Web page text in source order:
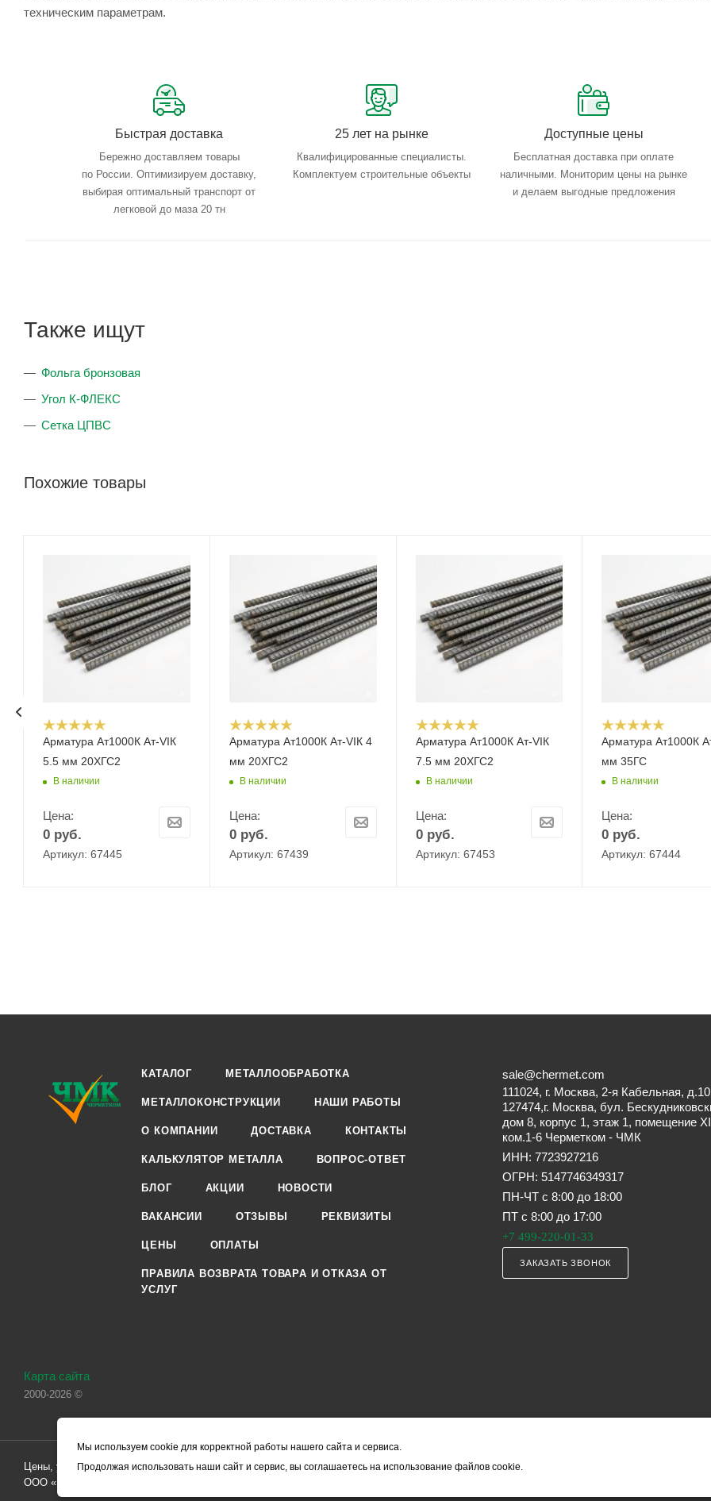
техническим параметрам.
Быстрая доставка
Бережно доставляем товары
по России. Оптимизируем доставку,
выбирая оптимальный транспорт от
легковой до маза 20 тн
25 лет на рынке
Квалифицированные специалисты.
Комплектуем строительные объекты
Доступные цены
Бесплатная доставка при оплате
наличными. Мониторим цены на рынке
и делаем выгодные предложения
Также ищут
Фольга бронзовая
Угол К-ФЛЕКС
Сетка ЦПВС
Похожие товары
Арматура Ат1000К Ат-VIК
5.5 мм 20ХГС2
В наличии
Цена:
0 руб.
Артикул: 67445
Арматура Ат1000К Ат-VIК 4
мм 20ХГС2
В наличии
Цена:
0руб.
Артикул: 67439
Арматура Ат1000К Ат-VIК
7.5 мм 20ХГС2
В наличии
Цена:
0руб.
Артикул: 67453
Арматура Ат1000К
мм 35ГС
В наличии
Цена:
0 руб.
Артикул: 67444
КАТАЛОГ МЕТАЛЛООБРАБОТКА
МЕТАЛЛОКОНСТРУКЦИИ НАШИ РАБОТЫ
О КОМПАНИИ ДОСТАВКА КОНТАКТЫ
КАЛЬКУЛЯТОР МЕТАЛЛА ВОПРОС-ОТВЕТ
БЛОГ АКЦИИ НОВОСТИ
ВАКАНСИИ ОТЗЫВЫ РЕКВИЗИТЫ
ЦЕНЫ ОПЛАТЫ
ПРАВИЛА ВОЗВРАТА ТОВАРА И ОТКАЗА ОТ
УСЛУГ
sale@chermet.com
111024, г. Москва, 2-я Кабельная, д.10
127474,г. Москва, бул.
дом 8, корпус 1, этаж 1, помещение
ком.1-6 Черметком - ЧМК
ИНН: 7723927216
ОГРН: 5147746349317
ПН-ЧТ с 8:00 до 18:00
ПТ с 8:00 до 17:00
+7 499-220-01-33
ЗАКАЗАТЬ ЗВОНОК
Карта сайта
2000-2026 ©
Цены, указанные на сайте, носят справочный характер и не являются офертой (в соответствии со ст. 435 ГК РФ). Они могут изменяться в
ООО «ЧЕРМЕТ.КОМ» по заключению Договора. Окончательная стоимость товара формируется менеджером и уточняется вместе со сроками
Мы используем cookie для корректной работы нашего сайта и сервиса.
Продолжая использовать наши сайт и сервис, вы соглашаетесь на использование файлов cookie.